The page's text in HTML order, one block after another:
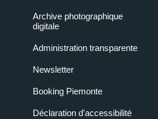
Archive photographique
digitale
Administration transparente
Newsletter
Booking Piemonte
Déclaration d'accessibilité